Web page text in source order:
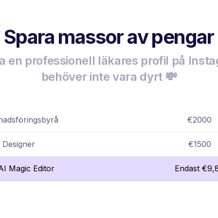
Spara massor av pengar
en professionell läkares profil på
behöver inte vara dyrt 💸
€2000
Designer €1500
Magic Editor Endast